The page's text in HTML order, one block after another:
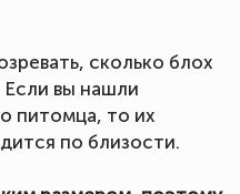
сколько блох
Если вы нашли
питомца, то их
по близости.